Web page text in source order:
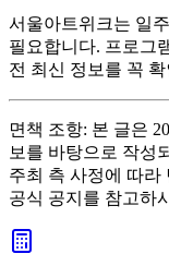
서울아트위크는 일
필요합니다. 프로그
전 최신 정보를 꼭
면책 조항: 본 글은
보를 바탕으로 작성
주최 측 사정에 따라
공식 공지를 참고하